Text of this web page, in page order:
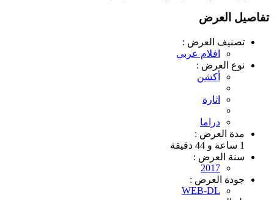
تفاصيل العرض
تصنيف العرض :
افلام عربي
نوع العرض :
أكشن
اثارة
دراما
مدة العرض :
1 ساعة و 44 دقيقة
سنة العرض :
2017
جودة العرض :
WEB-DL